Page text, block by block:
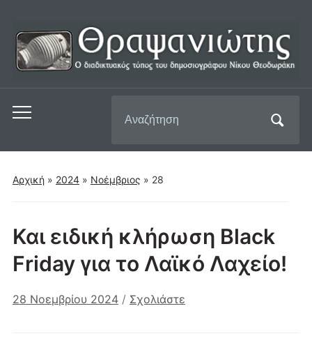
Εναλλαγή
μενού
για
για:
Αρχική » 2024» Νοέμβριος » 28
Και ειδική κλήρωση Black
Friday για το Λαϊκό Λαχείο!
28 Νοεμβρίου 2024 / Σχολιάστε